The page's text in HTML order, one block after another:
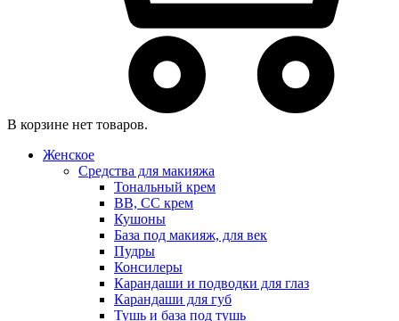
В корзине нет товаров.
Женское
Средства для макияжа
Тональный крем
BB, CC крем
Кушоны
База под макияж, для век
Пудры
Консилеры
Карандаши и подводки для глаз
Карандаши для губ
Тушь и база под тушь